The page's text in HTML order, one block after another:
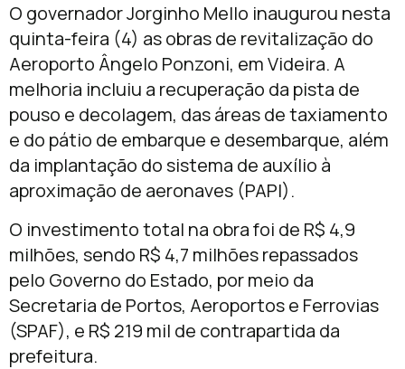
O governadorJorginho Mello inaugurou nesta
quinta-feira (4) as obras de revitalização do
Aeroporto Ângelo Ponzoni, emVideira. A
melhoria incluiu a recuperação da pista de
pouso e decolagem, das áreas de taxiamento
e do pátio de embarque e desembarque, além
da implantação do sistema de auxílio à
aproximação de aeronaves (PAPI).
O investimento total na obra foi de R$ 4,9
milhões, sendo R$ 4,7 milhões repassados
pelo Governo do Estado, por meio da
Secretaria de Portos, Aeroportos e Ferrovias
(SPAF), e R$ 219 mil de contrapartida da
prefeitura.